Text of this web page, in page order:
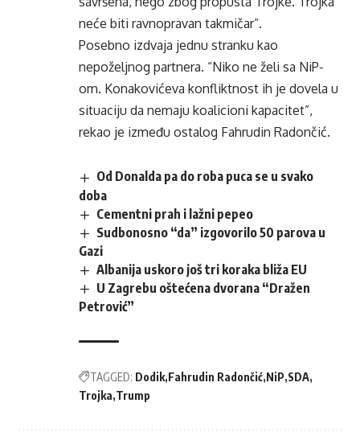
neće biti ravnopravan takmičar”.
Posebno izdvaja jednu stranku kao
nepoželjnog partnera. “Niko ne želi sa NiP-
om. Konakovićeva konfliktnost ih je dovela u
situaciju da nemaju koalicioni kapacitet”,
rekao je između ostalog Fahrudin Radončić.
Od Donalda pa do roba puca se u svako
doba
Cementni prah i lažni pepeo
Sudbonosno “da” izgovorilo 50 parova u
Gazi
Albanija uskoro još tri koraka bliža EU
U Zagrebu oštećena dvorana “Dražen
Petrović”
TAGGED: Dodik Fahrudin Radončić NiP SDA
Trojka Trump